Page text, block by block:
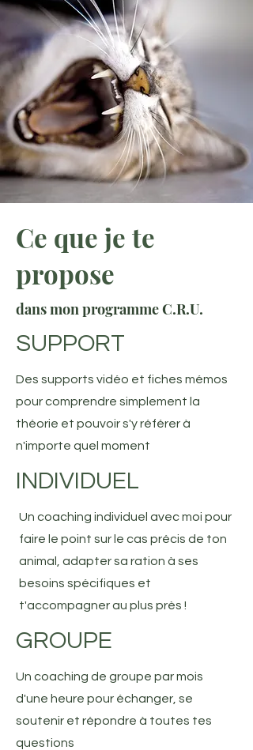
Ce que je te
propose
dans mon programme C.R.U.
SUPPORT
Des supports vidéo et fiches mémos
pour comprendre simplement la
théorie et pouvoir s'y référer à
n'importe quel moment
INDIVIDUEL
Un coaching individuel avec moi pour
faire le point sur le cas précis de ton
animal, adapter sa ration à ses
besoins spécifiques et
t'accompagner au plus près !
GROUPE
Un coaching de groupe par mois
d'une heure pour échanger, se
soutenir et répondre à toutes tes
questions